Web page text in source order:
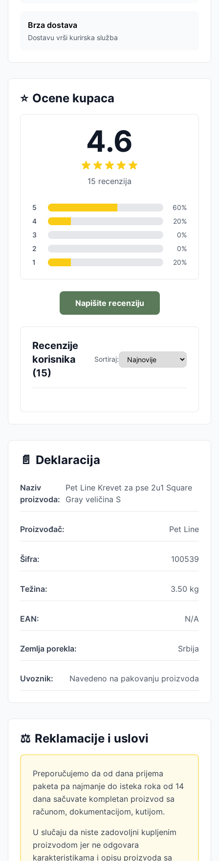
Brza dostava
Dostavu vrši kurirska služba
⭐ Ocene kupaca
4.6
15 recenzija
5 60%
4
20%
3
0%
2
0%
1
20%
Napišite recenziju
Recenzije
korisnika
(15)
Sortiraj:
📄 Deklaracija
Naziv
proizvoda:
Pet Line Krevet za pse 2u1 Square
Gray veličina S
Proizvođač: Pet Line
Šifra: 100539
Težina: 3.50 kg
EAN: N/A
Zemlja porekla: Srbija
Uvoznik: Navedeno na pakovanju proizvoda
⚖️ Reklamacije i uslovi
Preporučujemo da od dana prijema
paketa pa najmanje do isteka roka od 14
dana sačuvate kompletan proizvod sa
računom, dokumentacijom, kutijom.
U slučaju da niste zadovoljni kupljenim
proizvodom jer ne odgovara
karakteristikama i opisu proizvoda sa